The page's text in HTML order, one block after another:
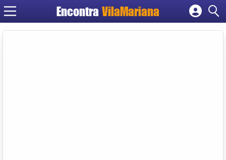
EncontraVilaMariana
Cadastrar empresa